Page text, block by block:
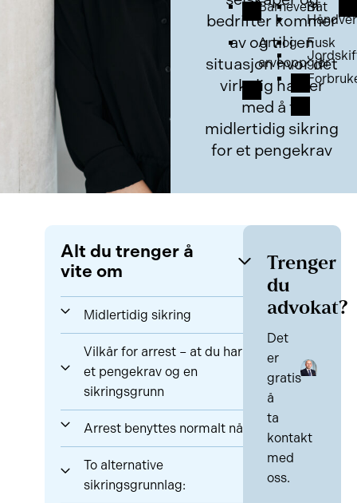
Barnevern
Arv og
arveoppgjør
Båt
Fusk
bedrifter kommer
av og til i en
situasjon hvor det
virkelig haster
med å få
midlertidig sikring
for et pengekrav
Alt du trenger å
vite om
Midlertidig sikring
Vilkår for arrest – at du har
et pengekrav og en
sikringsgrunn
Arrest benyttes normalt når:
To alternative
sikringsgrunnlag:
Trenger
du
advokat?
Det
er
gratis
å
ta
kontakt
med
oss.